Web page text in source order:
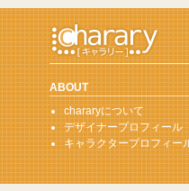
ABOUT
chararyについて
デザイナープロフィール
キャラクタープロフィー